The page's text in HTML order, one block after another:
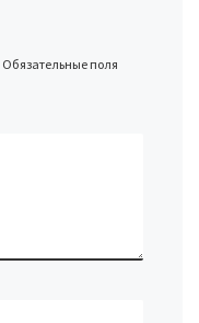
Обязательные поля